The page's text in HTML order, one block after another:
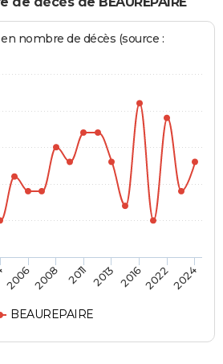
nombre de décès (source :
BEAUREPAIRE
20062008 2011 2013 201620222024